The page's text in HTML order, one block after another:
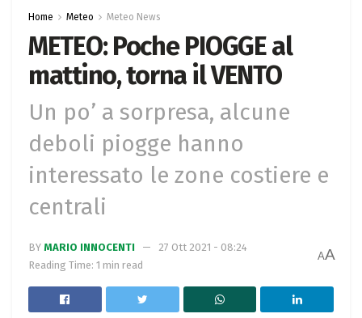
Home Meteo Meteo News
METEO: Poche PIOGGE al
mattino, torna il VENTO
Un po’ a sorpresa, alcune
deboli piogge hanno
interessato le zone costiere e
centrali
BY MARIO INNOCENTI
27 Ott 2021 - 08:24
Reading Time: 1 min read
AA